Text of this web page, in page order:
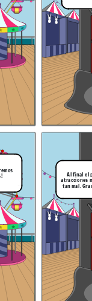
Al final el
atracciones
tan mal.